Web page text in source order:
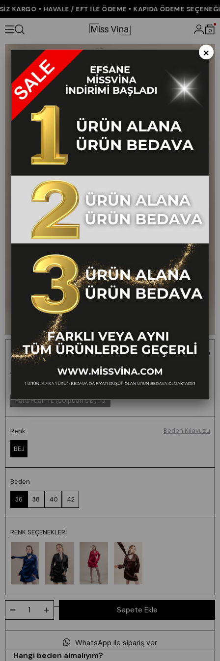
KARGO • HAVALE / EFT İLE ÖDEME • KAPIDA ÖDEME SEÇENEĞİ
0
Anasayfa ÇOK SATANLAR Saten Fular Detaylı Uzun Kollu Elbise
Saten Fular Detaylı Uzun Kollu Elbise 50360
₺1.400,00 ₺699,00 50
1 ALANA 1 BEDAVA -
FARKLI VEYA AYNI TÜM
ÜRÜNLERDE GEÇERLİ
Para Puan TL (50 puan 5₺):0
Renk
BEJ
Beden
36 38 40 42
Beden Kılavuzu
RENK SEÇENEKLERI
WhatsApp ile sipariş ver
Hangi beden almalıyım?
×